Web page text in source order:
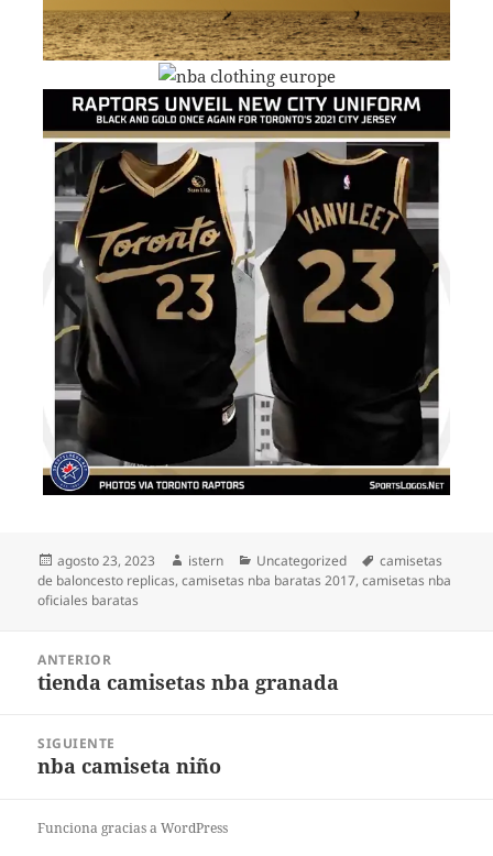
Publicado
el
agosto 23, 2023 Autor
istern Categorías
Uncategorized Etiquetas
camisetas
de baloncesto replicas,camisetas nba baratas 2017,camisetas nba
oficiales baratas
entradas
ANTERIOR
Entrada
tienda camisetas nba granada
SIGUIENTE
Entrada
nba camiseta niño
Funciona gracias a WordPress